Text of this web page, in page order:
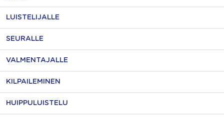
LUISTELIJALLE
SEURALLE
VALMENTAJALLE
KILPAILEMINEN
HUIPPULUISTELU